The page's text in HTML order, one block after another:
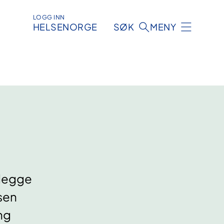
LOGG INN
HELSENORGE SØK MENY